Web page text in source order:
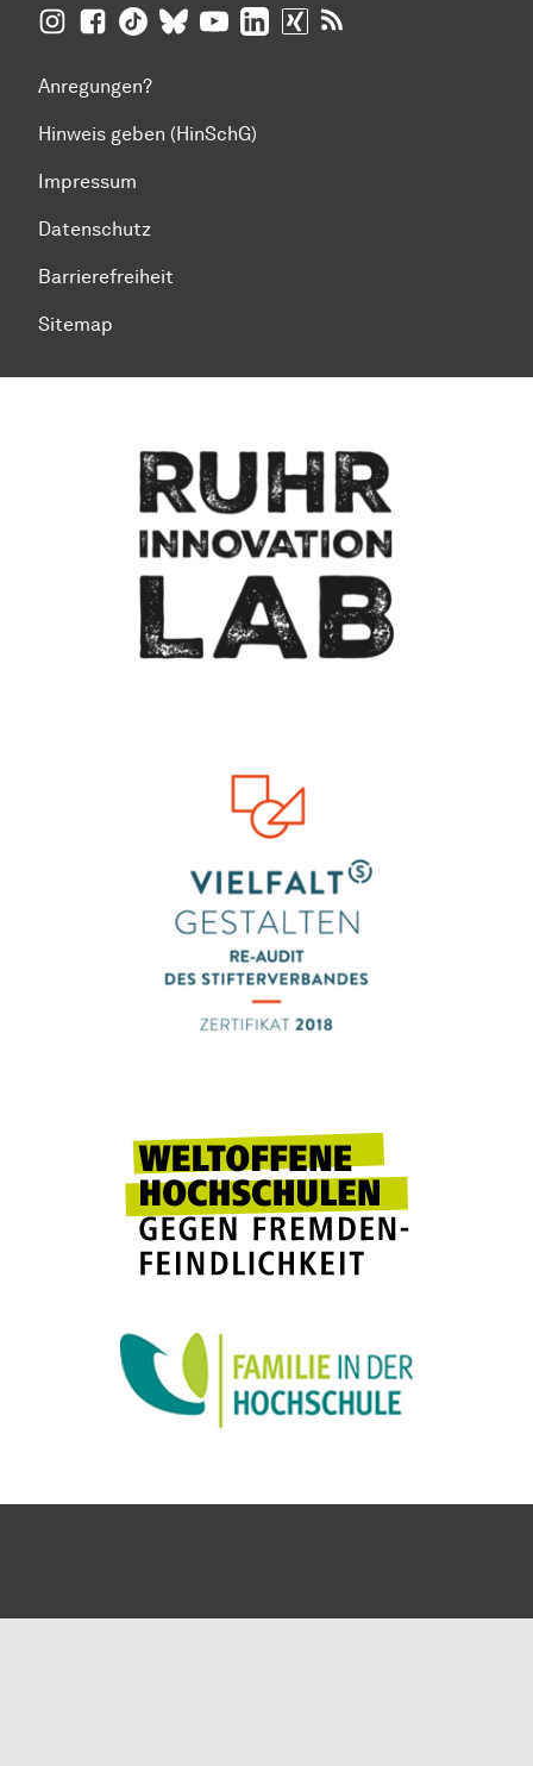
TU Dortmund aufInsta­gram
TU Dortmund auf Facebook
TU Dortmund auf TikTok
TU Dortmund auf BlueSky
TU Dortmund auf YouTube
TU Dortmund auf LinkedIn
TU Dortmund auf XING
Anregungen?
Hinweis geben (HinSchG)
Impressum
Datenschutz
Barrierefreiheit
Sitemap